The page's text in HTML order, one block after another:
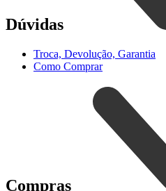
Dúvidas
Troca, Devolução, Garantia
Como Comprar
Compras